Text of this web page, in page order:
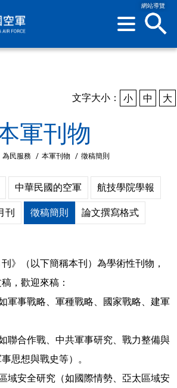
網站導覽
文字大小： 小 中 大
軍刊物
為民服務 / 本軍刊物 / 徵稿簡則
中華民國的空軍 航技學院學報
刊 徵稿簡則 論文撰寫格式
》（以下簡稱本刊）為學術性刊物，
，歡迎來稿：
事戰略、軍種戰略、國家戰略、建軍
合作戰、中共軍事研究、戰力整備與
思想與戰史等）。
安全研究（如國際情勢、亞太區域安